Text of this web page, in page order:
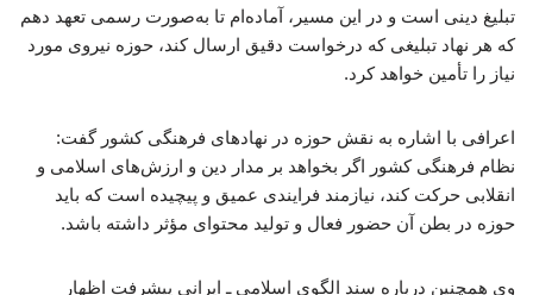
تبلیغ دینی است و در این مسیر، آماده‌ام تا به‌صورت رسمی تعهد دهم
که هر نهاد تبلیغی که درخواست دقیق ارسال کند، حوزه نیروی مورد
نیاز را تأمین خواهد کرد.
اعرافی با اشاره به نقش حوزه در نهادهای فرهنگی کشور گفت:
نظام فرهنگی کشور اگر بخواهد بر مدار دین و ارزش‌های اسلامی و
انقلابی حرکت کند، نیازمند فرایندی عمیق و پیچیده است که باید
حوزه در بطن آن حضور فعال و تولید محتوای مؤثر داشته باشد.
وی همچنین درباره سند الگوی اسلامی ـ ایرانی پیشرفت اظهار